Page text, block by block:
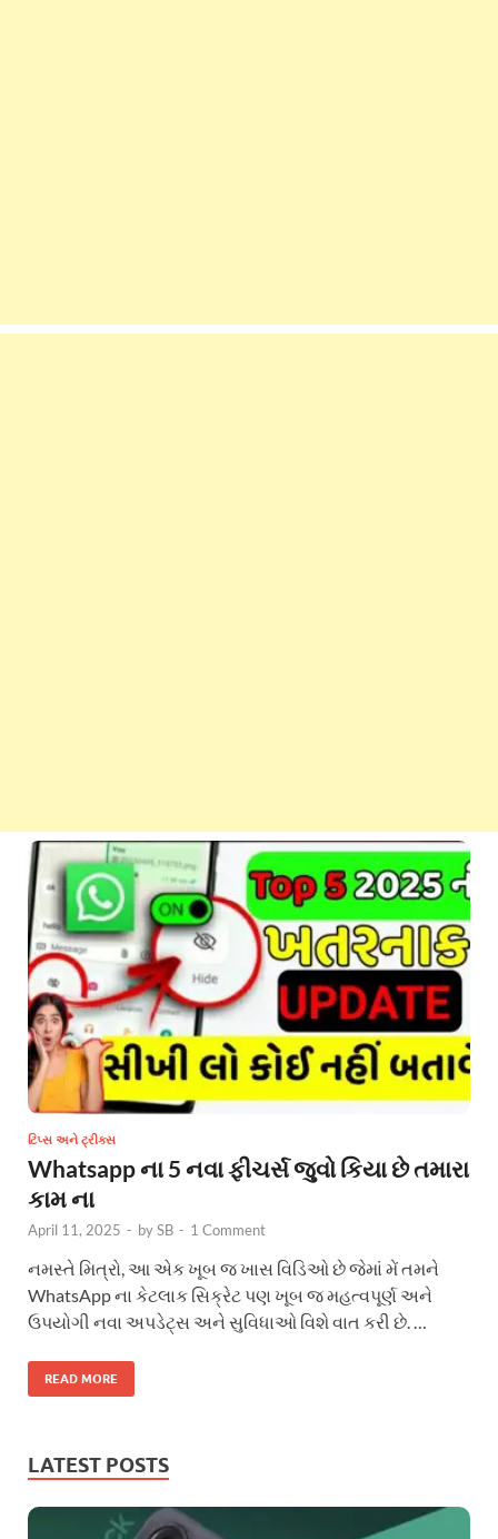
ટિપ્સ અને ટ્રીક્સ
Whatsapp ના 5 નવા ફીચર્સ જુવો કિયા છે તમારા
કામ ના
April 11, 2025 - bySB - 1 Comment
નમસ્તે મિત્રો, આ એક ખૂબ જ ખાસ વિડિઓ છે જેમાં મેં તમને
WhatsApp ના કેટલાક સિક્રેટ પણ ખૂબ જ મહત્વપૂર્ણ અને
ઉપયોગી નવા અપડેટ્સ અને સુવિધાઓ વિશે વાત કરી છે. …
READ MORE
LATEST POSTS